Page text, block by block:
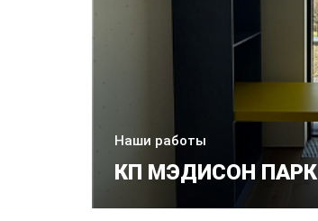
Наши работы
КП МЭДИСОН ПАРК